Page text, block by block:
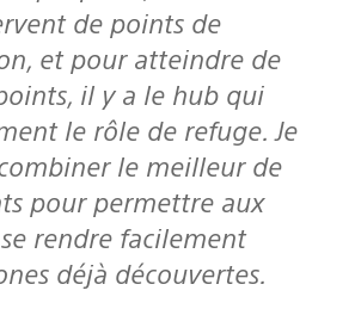
de points de
et pour atteindre de
il y a le hub qui
le rôle de refuge. Je
le meilleur de
pour permettre aux
rendre facilement
déjà découvertes.